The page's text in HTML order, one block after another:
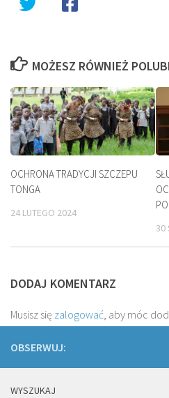
MOŻESZ RÓWNIEŻ
OCHRONA TRADYCJI SZCZEPU
TONGA
24 LUTEGO 2024
30
DODAJ KOMENTARZ
Musisz się zalogować, aby móc
OBSERWUJ:
WYSZUKAJ